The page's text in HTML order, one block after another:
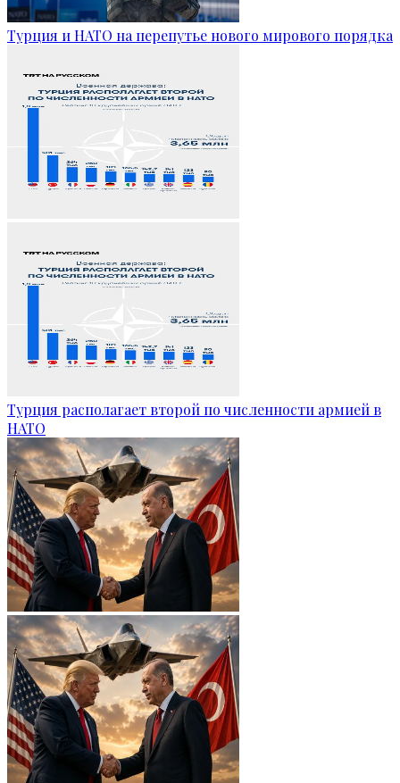
Турция и НАТО на перепутье нового мирового порядка
Турция располагает второй по численности армией в
НАТО